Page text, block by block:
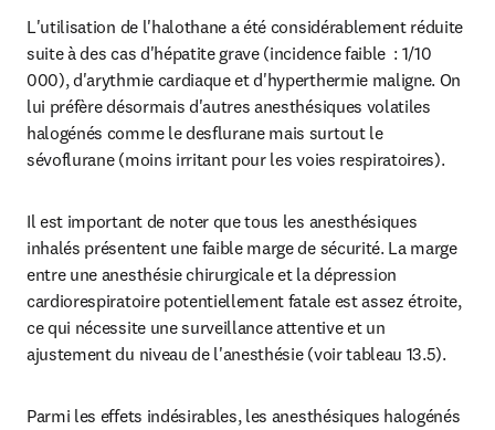
L'utilisation de l'halothane a été considérablement réduite
suite à des cas d'hépatite grave (incidence faible  : 1/10
000), d'arythmie cardiaque et d'hyperthermie maligne. On
lui préfère désormais d'autres anesthésiques volatiles
halogénés comme le desflurane mais surtout le
sévoflurane (moins irritant pour les voies respiratoires).
Il est important de noter que tous les anesthésiques
inhalés présentent une faible marge de sécurité. La marge
entre une anesthésie chirurgicale et la dépression
cardiorespiratoire potentiellement fatale est assez étroite,
ce qui nécessite une surveillance attentive et un
ajustement du niveau de l'anesthésie (voir tableau 13.5).
Parmi les effets indésirables, les anesthésiques halogénés